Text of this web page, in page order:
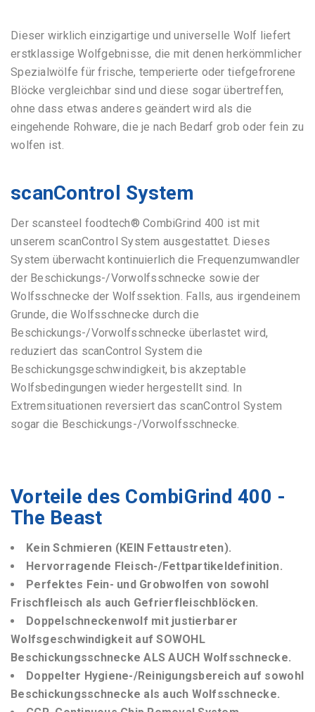
Dieser wirklich einzigartige und universelle Wolf liefert
erstklassige Wolfgebnisse, die mit denen herkömmlicher
Spezialwölfe für frische, temperierte oder tiefgefrorene
Blöcke vergleichbar sind und diese sogar übertreffen,
ohne dass etwas anderes geändert wird als die
eingehende Rohware, die je nach Bedarf grob oder fein zu
wolfen ist.
scanControl System
Der scansteel foodtech® CombiGrind 400 ist mit
unserem scanControl System ausgestattet. Dieses
System überwacht kontinuierlich die Frequenzumwandler
der Beschickungs-/Vorwolfsschnecke sowie der
Wolfsschnecke der Wolfssektion. Falls, aus irgendeinem
Grunde, die Wolfsschnecke durch die
Beschickungs-/Vorwolfsschnecke überlastet wird,
reduziert das scanControl System die
Beschickungsgeschwindigkeit, bis akzeptable
Wolfsbedingungen wieder hergestellt sind. In
Extremsituationen reversiert das scanControl System
sogar die Beschickungs-/Vorwolfsschnecke.
Vorteile des CombiGrind 400 -
The Beast
Kein Schmieren (KEIN Fettaustreten).
Hervorragende Fleisch-/Fettpartikeldefinition.
Perfektes Fein- und Grobwolfen von sowohl
Frischfleisch als auch Gefrierfleischblöcken.
Doppelschneckenwolf mit justierbarer
Wolfsgeschwindigkeit auf SOWOHL
Beschickungsschnecke ALS AUCH Wolfsschnecke.
Doppelter Hygiene-/Reinigungsbereich auf sowohl
Beschickungsschnecke als auch Wolfsschnecke.